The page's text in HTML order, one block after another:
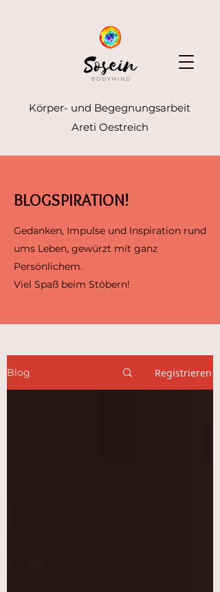
Körper- und Begegnungsarbeit
Areti Oestreich
BLOGSPIRATION!
Gedanken, Impulse und Inspiration rund
ums Leben, gewürzt mit ganz
Persönlichem.
Viel Spaß beim Stöbern!
Blog Registrieren